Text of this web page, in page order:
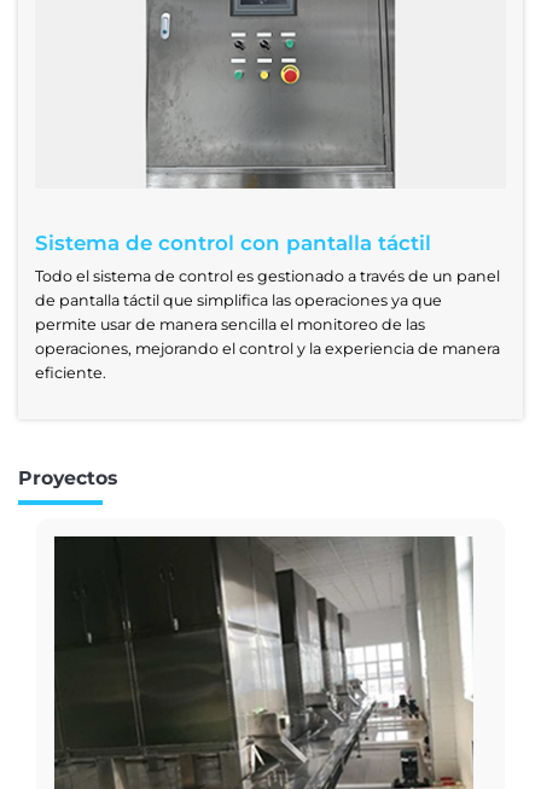
Sistema de control con pantalla táctil
Todo el sistema de control es gestionado a través de un panel
de pantalla táctil que simplifica las operaciones ya que
permite usar de manera sencilla el monitoreo de las
operaciones, mejorando el control y la experiencia de manera
eficiente.
Proyectos